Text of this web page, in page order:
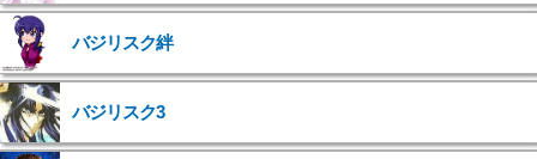
バジリスク絆
バジリスク3